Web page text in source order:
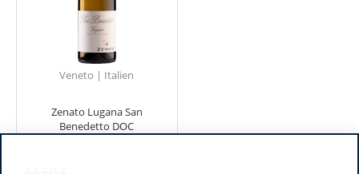
Veneto | Italien
Zenato Lugana San
Benedetto DOC